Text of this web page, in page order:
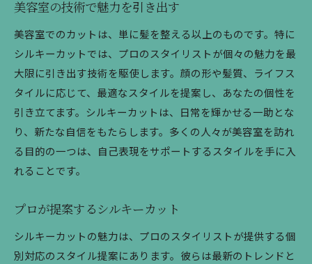
美容室の技術で魅力を引き出す
美容室でのカットは、単に髪を整える以上のものです。特に
シルキーカットでは、プロのスタイリストが個々の魅力を最
大限に引き出す技術を駆使します。顔の形や髪質、ライフス
タイルに応じて、最適なスタイルを提案し、あなたの個性を
引き立てます。シルキーカットは、日常を輝かせる一助とな
り、新たな自信をもたらします。多くの人々が美容室を訪れ
る目的の一つは、自己表現をサポートするスタイルを手に入
れることです。
プロが提案するシルキーカット
シルキーカットの魅力は、プロのスタイリストが提供する個
別対応のスタイル提案にあります。彼らは最新のトレンドと